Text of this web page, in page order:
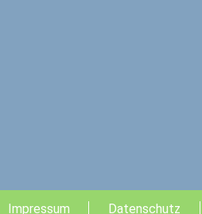
Impressum Datenschutz